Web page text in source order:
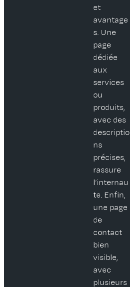
et
avantage
s. Une
page
dédiée
aux
services
ou
produits,
avec des
descriptio
ns
précises,
rassure
l’internau
te. Enfin,
une page
de
contact
bien
visible,
avec
plusieurs